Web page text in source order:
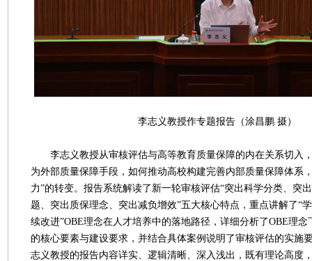
李志义教授作专题报告（涂昌鹏 摄）
李志义教授从审核评估与高等教育质量保障的内在关系切入
为外部质量保障手段，如何推动高校构建完善内部质量保障体系
力”的转变。报告系统解读了新一轮审核评估“突出科学分类、突
题、突出质保理念、突出减负增效”五大核心特点，重点讲解了“
续改进”OBE理念在人才培养中的落地路径，详细分析了OBE理
的核心要素与建设要求，并结合具体案例说明了审核评估的实施
志义教授的报告内容详实、逻辑清晰、深入浅出，既有理论高度